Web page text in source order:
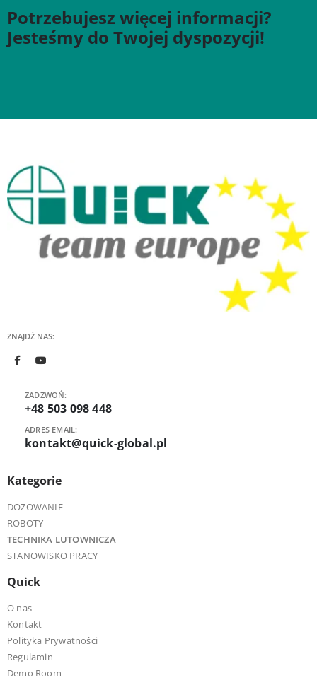
Potrzebujesz więcej informacji?
Jesteśmy do Twojej dyspozycji!
ZNAJDŹ NAS:
ZADZWOŃ:
+48 503 098 448
ADRES EMAIL:
kontakt@quick-global.pl
Kategorie
DOZOWANIE
ROBOTY
TECHNIKA LUTOWNICZA
STANOWISKO PRACY
Quick
O nas
Kontakt
Polityka Prywatności
Regulamin
Demo Room